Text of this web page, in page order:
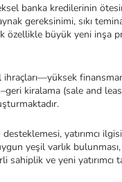
banka kredilerinin
gereksinimi, sıkı
özellikle büyük yeni
kiralama (sale and
yatırımcı
yeşil varlık
sahiplik ve yeni